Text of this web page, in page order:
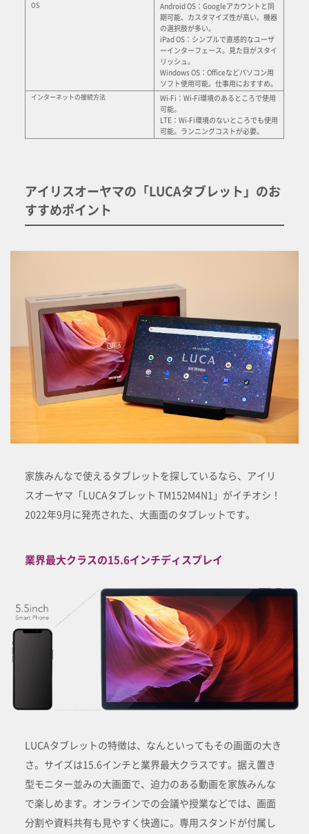
OS
Android OS：Googleアカウントと同
期可能、カスタマイズ性が高い。機器
の選択肢が多い。
iPad OS：シンプルで直感的なユーザ
ーインターフェース。見た目がスタイ
リッシュ。
Windows OS：Officeなどパソコン用
ソフト使用可能。仕事用におすすめ。
インターネットの接続方法
Wi-Fi：Wi-Fi環境のあるところで使用
可能。
LTE：Wi-Fi環境のないところでも使用
可能。ランニングコストが必要。
アイリスオーヤマの「LUCAタブレット」のお
すすめポイント
家族みんなで使えるタブレットを探しているなら、アイリ
スオーヤマ「LUCAタブレット TM152M4N1」がイチオシ！
2022年9月に発売された、大画面のタブレットです。
業界最大クラスの15.6インチディスプレイ
LUCAタブレットの特徴は、なんといってもその画面の大き
さ。サイズは15.6インチと業界最大クラスです。据え置き
型モニター並みの大画面で、迫力のある動画を家族みんな
で楽しめます。オンラインでの会議や授業などでは、画面
分割や資料共有も見やすく快適に。専用スタンドが付属し